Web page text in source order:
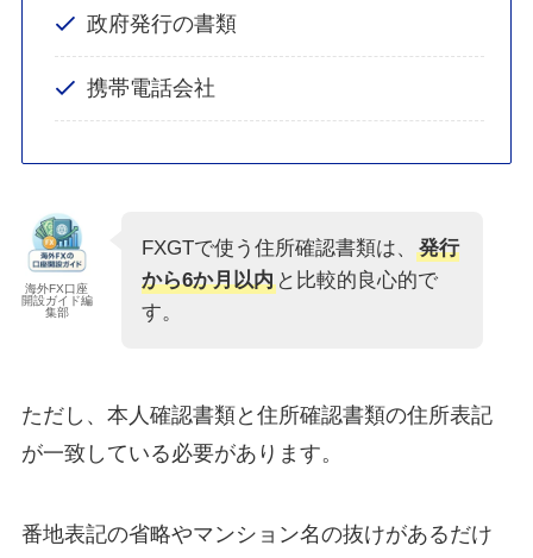
政府発行の書類
携帯電話会社
海外FX口座
開設ガイド編
集部
FXGTで使う住所確認書類は、
発行
から6か月以内と比較的良心的で
す。
ただし、本人確認書類と住所確認書類の住所表記
が一致している必要があります。
番地表記の省略やマンション名の抜けがあるだけ